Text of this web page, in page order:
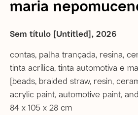
20060-020 | Rio de Janeiro (RJ)
De segunda a sexta, das 12h às
Sábado, das 12h às 16h (com
Informações gerais
correio@agentilcarioca.com.br
WhatsApp +55 21 985608524
maria
Sem título [Untitled], 2026
contas, palha trançada, resina,
tinta acrílica, tinta automotiva e
[beads, braided straw, resin,
acrylic paint, automotive paint,
84 x 105 x 28 cm